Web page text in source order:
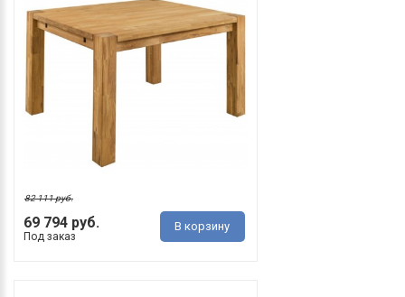
69 794 руб.
82 111 руб.
Под заказ
В корзину